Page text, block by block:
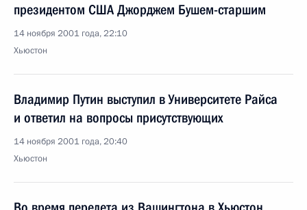
президентом США Джорджем Бушем-старшим
14 ноября 2001 года, 22:10
Хьюстон
Владимир Путин выступил в Университете Райса
и ответил на вопросы присутствующих
14 ноября 2001 года, 20:40
Хьюстон